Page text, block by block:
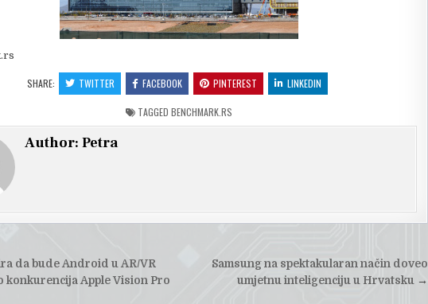
SHARE: TWITTER FACEBOOK PINTEREST LINKEDIN
TAGGEDBENCHMARK.RS
Author: Petra
Samsung na spektakularan način doveo
umjetnu inteligenciju u Hrvatsku→
da bude Android u AR/VR
konkurencija Apple Vision Pro